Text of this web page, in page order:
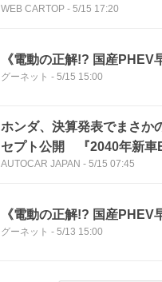
WEB CARTOP - 5/15 17:20
《電動の正解!? 国産
グーネット - 5/15 15:00
ホンダ、決算発表でまさ
セプト公開 『2040年新車
AUTOCAR JAPAN - 5/15 07:45
《電動の正解!? 国産
グーネット - 5/13 15:00